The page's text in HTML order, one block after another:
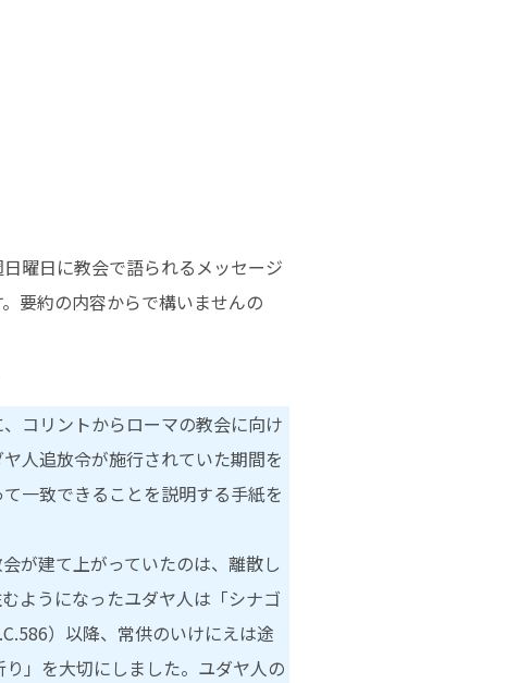
曜日に教会で語られるメッセージ
要約の内容からで構いませんの
コリントからローマの教会に向け
人追放令が施行されていた期間を
一致できることを説明する手紙を
が建て上がっていたのは、離散し
ようになったユダヤ人は「シナゴ
）以降、常供のいけにえは途
」を大切にしました。ユダヤ人の